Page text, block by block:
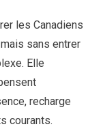
les Canadiens
sans entrer
Elle
recharge
courants.